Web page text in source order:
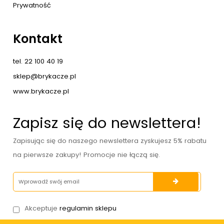
Prywatność
Kontakt
tel. 22 100 40 19
sklep@brykacze.pl
www.brykacze.pl
Zapisz się do newslettera!
Zapisując się do naszego newslettera zyskujesz 5% rabatu
na pierwsze zakupy! Promocje nie łączą się.
Akceptujeregulamin sklepu